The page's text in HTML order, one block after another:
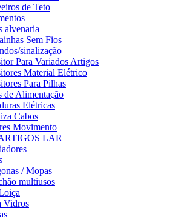
de Teto
alvenaria
Sem Fios
sinalização
Para Variados Artigos
Material Elétrico
Para Pilhas
de Alimentação
Elétricas
Cabos
Movimento
LAR
/ Mopas
multiusos
Vidros